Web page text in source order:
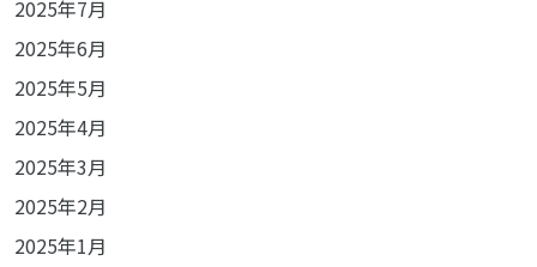
2025年7月
2025年6月
2025年5月
2025年4月
2025年3月
2025年2月
2025年1月